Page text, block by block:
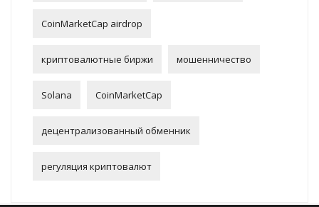
CoinMarketCap airdrop
криптовалютные биржи мошенничество
Solana CoinMarketCap
децентрализованный обменник
регуляция криптовалют